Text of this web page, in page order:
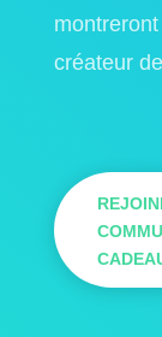
créateur